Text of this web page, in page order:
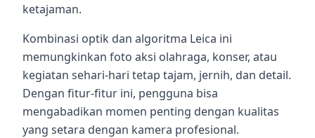
ketajaman.
Kombinasi optik dan algoritma Leica ini
memungkinkan foto aksi olahraga, konser, atau
kegiatan sehari-hari tetap tajam, jernih, dan detail.
Dengan fitur-fitur ini, pengguna bisa
mengabadikan momen penting dengan kualitas
yang setara dengan kamera profesional.